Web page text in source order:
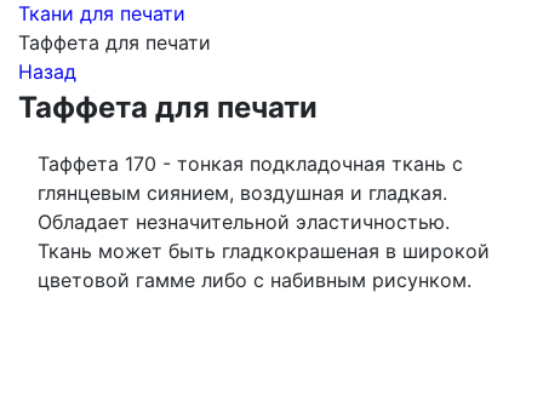
Ткани для печати
Таффета для печати
Назад
Таффета для печати
Таффета 170 - тонкая подкладочная ткань с
глянцевым сиянием, воздушная и гладкая.
Обладает незначительной эластичностью.
Ткань может быть гладкокрашеная в широкой
цветовой гамме либо с набивным рисунком.